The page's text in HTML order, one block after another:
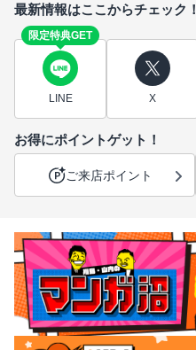
最新情報はここからチェック！
限定特典GET
LINE X
お得にポイントゲット！
ご来店ポイント